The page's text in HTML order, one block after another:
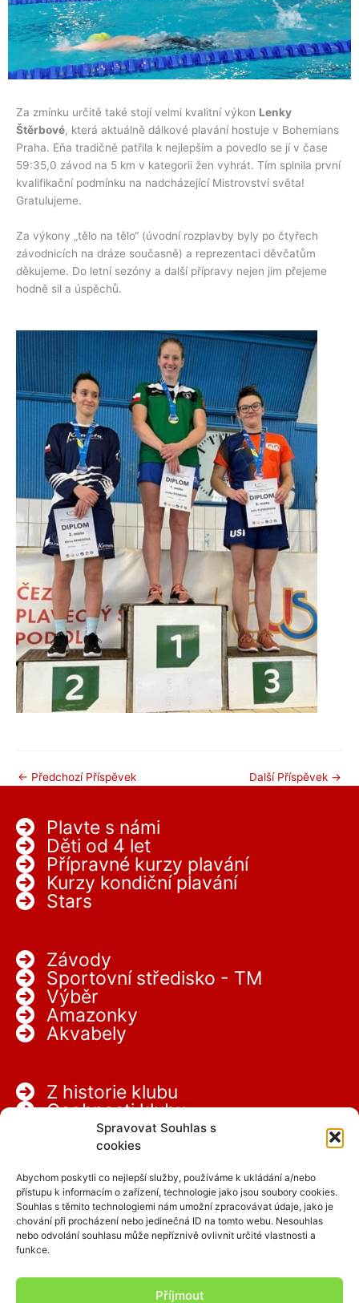
Spravovat Souhlas s
cookies
Abychom poskytli co nejlepší služby, používáme k ukládání a/nebo
přístupu k informacím o zařízení, technologie jako jsou soubory cookies.
Souhlas s těmito technologiemi nám umožní zpracovávat údaje, jako je
chování při procházení nebo jedinečná ID na tomto webu. Nesouhlas
nebo odvolání souhlasu může nepříznivě ovlivnit určité vlastnosti a
funkce.
Příjmout
Za zmínku určitě také stojí velmi kvalitní výkon Lenky
Štěrbové, která aktuálně dálkové plavání hostuje v Bohemians
Praha. Eňa tradičně patřila k nejlepším a povedlo se jí v čase
59:35,0 závod na 5 km v kategorii žen vyhrát. Tím splnila první
kvalifikační podmínku na nadcházející Mistrovství světa!
Gratulujeme.
Za výkony „tělo na tělo“ (úvodní rozplavby byly po čtyřech
závodnicích na dráze současně) a reprezentaci děvčatům
děkujeme. Do letní sezóny a další přípravy nejen jim přejeme
hodně sil a úspěchů.
← Předchozí Příspěvek Další Příspěvek →
Plavte s námi
Děti od 4 let
Přípravné kurzy plavání
Kurzy kondiční plavání
Stars
Závody
Sportovní středisko - TM
Výběr
Amazonky
Akvabely
Z historie klubu
Osobnosti klubu
Partneři
Kariéra